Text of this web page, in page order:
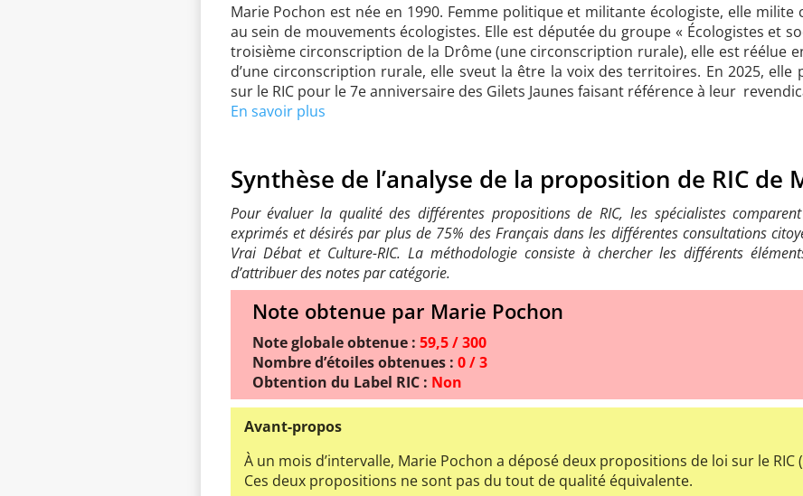
Marie Pochon est née en 1990. Femme politique et militante écologiste, elle milite
au sein de mouvements écologistes. Elle est députée du groupe « Écologistes et
troisième circonscription de la Drôme (une circonscription rurale), elle est réélue
d’une circonscription rurale, elle sveut la être la voix des territoires. En 2025,
sur le RIC pour le 7e anniversaire des Gilets Jaunes faisant référence à leur
En savoir plus
Synthèse de l’analyse de la proposition de RIC de
Pour évaluer la qualité des différentes propositions de RIC, les spécialistes
exprimés et désirés par plus de 75% des Français dans les différentes consultations
Vrai Débat et Culture-RIC. La méthodologie consiste à chercher les différents
d’attribuer des notes par catégorie.
Note obtenue par Marie Pochon
Note globale obtenue : 59,5 / 300
Nombre d’étoiles obtenues : 0 / 3
Obtention du Label RIC : Non
Avant-propos
À un mois d’intervalle, Marie Pochon a déposé deux propositions de loi sur le RIC
Ces deux propositions ne sont pas du tout de qualité équivalente.